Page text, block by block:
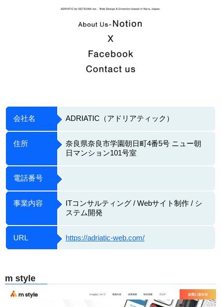
会社名 ADRIATIC（アドリアティック）
住所
奈良県奈良市学園朝日町4番5号 ニュー朝
日マンション101号室
電話番号
事業内容
ITコンサルティング / Webサイト制作 / シ
ステム開発
URL https://adriatic-web.com/
m style